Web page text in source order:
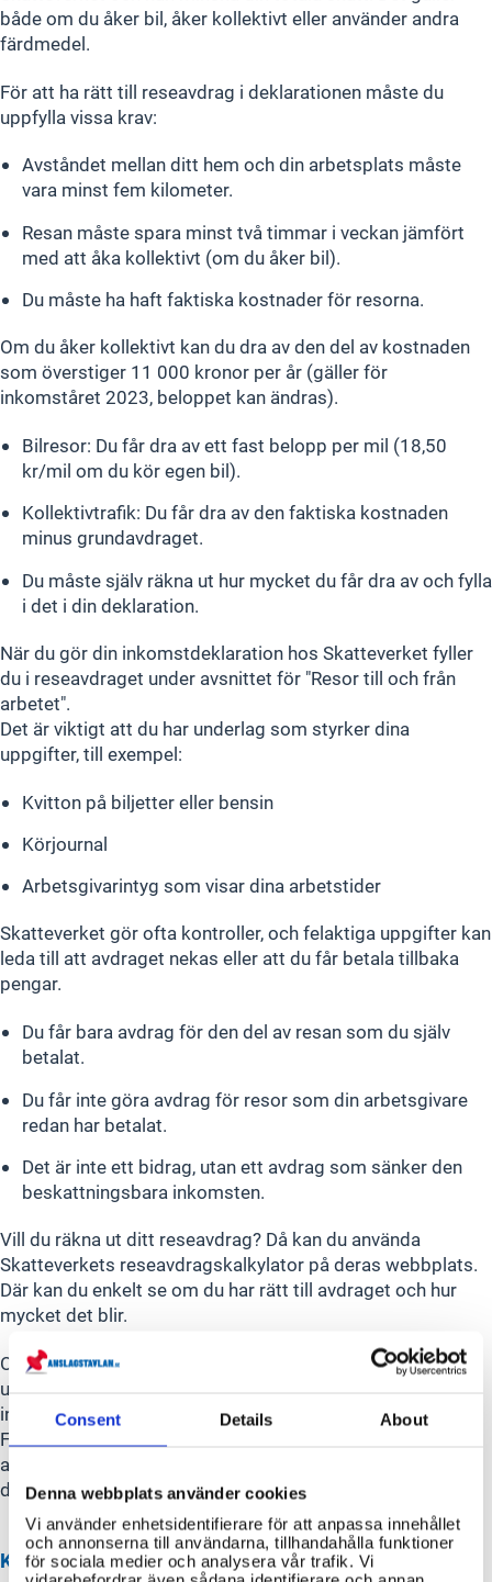
Consent Details About
Denna webbplats använder cookies
Vi använder enhetsidentifierare för att anpassa innehållet
och annonserna till användarna, tillhandahålla funktioner
för sociala medier och analysera vår trafik. Vi
både om du åker bil, åker kollektivt eller använder andra
färdmedel.
För att ha rätt till reseavdrag i deklarationen måste du
uppfylla vissa krav:
Avståndet mellan ditt hem och din arbetsplats måste
vara minst fem kilometer.
Resan måste spara minst två timmar i veckan jämfört
med att åka kollektivt (om du åker bil).
Du måste ha haft faktiska kostnader för resorna.
Om du åker kollektivt kan du dra av den del av kostnaden
som överstiger 11 000 kronor per år (gäller för
inkomståret 2023, beloppet kan ändras).
Bilresor: Du får dra av ett fast belopp per mil (18,50
kr/mil om du kör egen bil).
Kollektivtrafik: Du får dra av den faktiska kostnaden
minus grundavdraget.
Du måste själv räkna ut hur mycket du får dra av och fylla
i det i din deklaration.
När du gör din inkomstdeklaration hos Skatteverket fyller
du i reseavdraget under avsnittet för "Resor till och från
arbetet".
Det är viktigt att du har underlag som styrker dina
uppgifter, till exempel:
Kvitton på biljetter eller bensin
Körjournal
Arbetsgivarintyg som visar dina arbetstider
Skatteverket gör ofta kontroller, och felaktiga uppgifter kan
leda till att avdraget nekas eller att du får betala tillbaka
pengar.
Du får bara avdrag för den del av resan som du själv
betalat.
Du får inte göra avdrag för resor som din arbetsgivare
redan har betalat.
Det är inte ett bidrag, utan ett avdrag som sänker den
beskattningsbara inkomsten.
Vill du räkna ut ditt reseavdrag? Då kan du använda
Skatteverkets reseavdragskalkylator på deras webbplats.
Där kan du enkelt se om du har rätt till avdraget och hur
mycket det blir.
Oavsett metod du väljer, se till att kontrollera att
uppgifterna i din deklaration stämmer överens med
informationen du fått från arbetsgivare, bank,
Försäkringskassan etc. innan du skickar in den. Vid
användning av app eller e-tjänst kan du enkelt kontrollera
detta innan du skickar in deklarationen.
KÄLLOR